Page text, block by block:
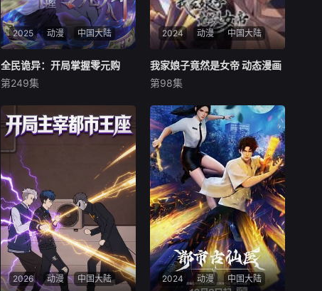
2025 动漫 中国大陆
全民诡异：开局掌握零元购
未知
诡异末世降临，男主角陈木携
万亿诡币重生，开局直接化身
天使投资人，当其他人为了几
块冥币大打出手时，陈木早已
开启了大撒币模式买下各种诡
异场景。别人还在规则中苦苦
探索生路，陈木却倒反天罡化
身规则制定者。各路
全民诡异：开局掌握零元购
第249集
2024 动漫 中国大陆
我家娘子竟然是女帝 动态漫画
未知
我家老婆貌美如花，哪怕是新
登基的女帝都比不上！ 我家老
婆厨艺高超，哪怕是女帝的御
膳房都比不上！ 我家老婆很爱
我，很关心我，就算是给个女
帝我都不换！ 什么？我家老婆
竟然就是女帝！？
我家娘子竟然是女帝 动态漫画
第98集
2026 动漫 中国大陆 2024 动漫 中国大陆